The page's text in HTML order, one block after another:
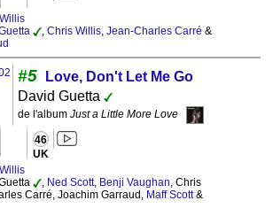
, Chris Willis, Jean-Charles Carré &
#5
Love, Don't Let Me Go
David Guetta
de l'album Just a Little More Love
46
UK
, Ned Scott, Benji Vaughan, Chris
Carré, Joachim Garraud, Maff Scott&